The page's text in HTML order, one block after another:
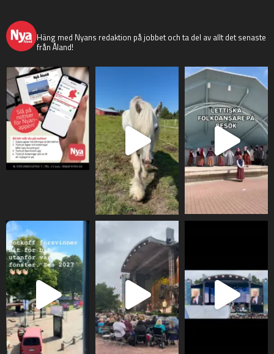
Häng med Nyans redaktion på jobbet och ta del av allt det senaste
från Åland!